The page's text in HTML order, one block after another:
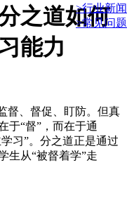
>行业新闻
>常见问题
之道如何
能力
督、督促、盯防。但真
于“督”，而在于通
习”。分之道正是通过
生从“被督着学”走